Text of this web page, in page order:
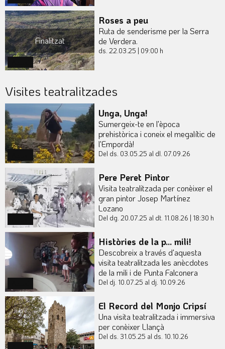
Finalitzat
Roses a peu
Ruta de senderisme per la Serra
de Verdera.
ds. 22.03.25 | 09:00 h
Visites teatralitzades
Unga, Unga!
Sumergeix-te en l'època
prehistòrica i coneix el megalític de
l'Empordà!
Del ds. 03.05.25 al dl. 07.09.26
Pere Peret Pintor
Visita teatralitzada per conèixer el
gran pintor Josep Martínez
Lozano
Del dg. 20.07.25 al dt. 11.08.26 | 18:30 h
Històries de la p... mili!
Descobreix a través d'aquesta
visita teatralitzada les anècdotes
de la mili i de Punta Falconera
Del dj. 10.07.25 al dj. 10.09.26
El Record del Monjo Cripsí
Una visita teatralitzada i immersiva
per conèixer Llançà
Del ds. 31.05.25 al ds. 10.10.26